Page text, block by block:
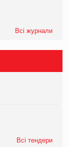
Всі журнали
Всі тендери